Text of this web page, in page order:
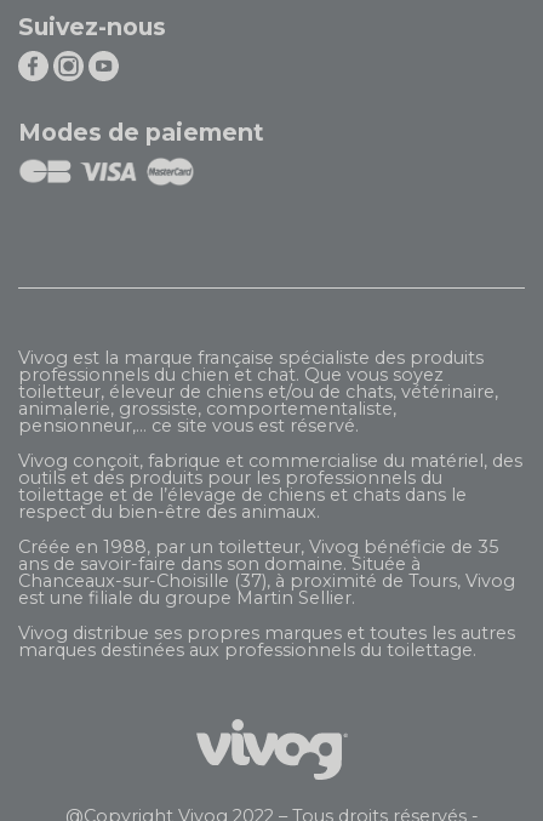
Suivez-nous
Modes de paiement
Vivog est la marque française spécialiste des produits
professionnels du chien et chat. Que vous soyez
toiletteur, éleveur de chiens et/ou de chats, vétérinaire,
animalerie, grossiste, comportementaliste,
pensionneur,... ce site vous est réservé.
Vivog conçoit, fabrique et commercialise du matériel, des
outils et des produits pour les professionnels du
toilettage et de l’élevage de chiens et chats dans le
respect du bien-être des animaux.
Créée en 1988, par un toiletteur, Vivog bénéficie de 35
ans de savoir-faire dans son domaine. Située à
Chanceaux-sur-Choisille (37), à proximité de Tours, Vivog
est une filiale du groupe Martin Sellier.
Vivog distribue ses propres marques et toutes les autres
marques destinées aux professionnels du toilettage.
@Copyright Vivog 2022 – Tous droits réservés -